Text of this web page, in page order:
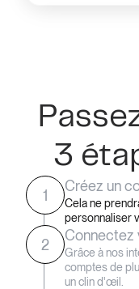
3
1
Créez un
Cela ne
personnaliser
2
Connectez
Grâce à nos
comptes de
un clin d'œil.